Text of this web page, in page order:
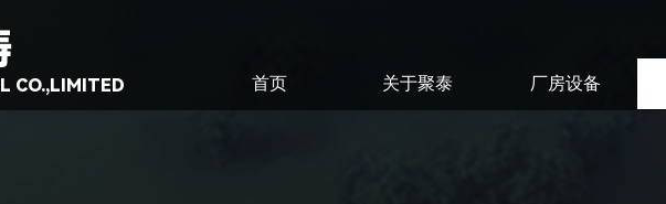
CO.,LIMITED 首页 关于聚泰 厂房设备